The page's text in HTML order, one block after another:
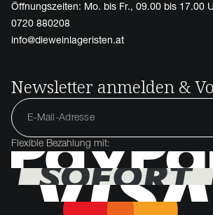
Öffnungszeiten: Mo. bis Fr., 09.00 bis 17.00
0720 880208
info@dieweinlageristen.at
Newsletter anmelden &
Flexible Bezahlung mit: